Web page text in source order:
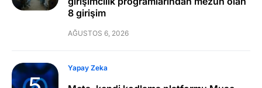
8 girişim
AĞUSTOS 6, 2026
Yapay Zeka